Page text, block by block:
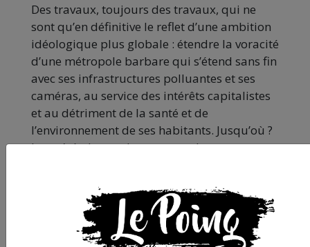
Des travaux, toujours des travaux, qui ne
sont qu’en définitive le reflet d’une ambition
idéologique plus globale : étendre la voracité
d’une métropole barbare qui s’étend sans fin
avec ses infrastructures polluantes et ses
caméras, au service des intérêts capitalistes
et au détriment de la santé et de
l’environnement de ses habitants. Jusqu’où ?
Jusqu’où chasser les pauvres des centre-
comme dans le quartier des Arceaux,avec
une place en l’honneur d’un défunt auteur
occitaniste pour rappeler une vague